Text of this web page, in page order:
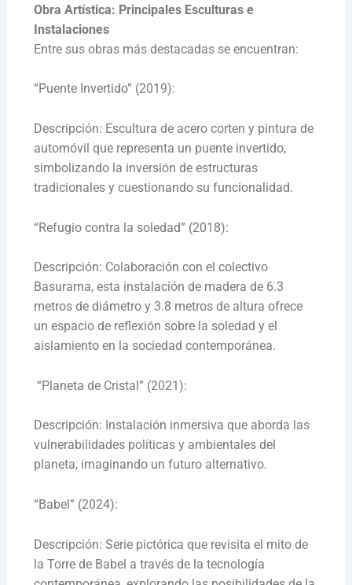
Obra Artística: Principales Esculturas e
Instalaciones
Entre sus obras más destacadas se encuentran:
“Puente Invertido” (2019):
Descripción: Escultura de acero corten y pintura de
automóvil que representa un puente invertido,
simbolizando la inversión de estructuras
tradicionales y cuestionando su funcionalidad.
“Refugio contra la soledad” (2018):
Descripción: Colaboración con el colectivo
Basurama, esta instalación de madera de 6.3
metros de diámetro y 3.8 metros de altura ofrece
un espacio de reflexión sobre la soledad y el
aislamiento en la sociedad contemporánea.
“Planeta de Cristal” (2021):
Descripción: Instalación inmersiva que aborda las
vulnerabilidades políticas y ambientales del
planeta, imaginando un futuro alternativo.
“Babel” (2024):
Descripción: Serie pictórica que revisita el mito de
la Torre de Babel a través de la tecnología